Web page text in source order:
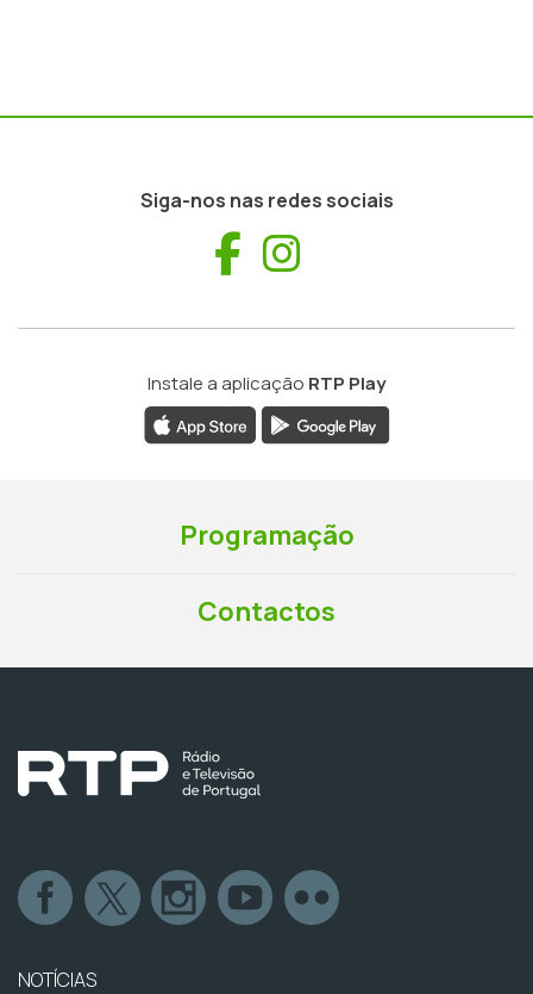
Siga-nos nas redes sociais
Facebook
Instale a aplicação RTP Play
Programação
Contactos
NOTÍCIAS